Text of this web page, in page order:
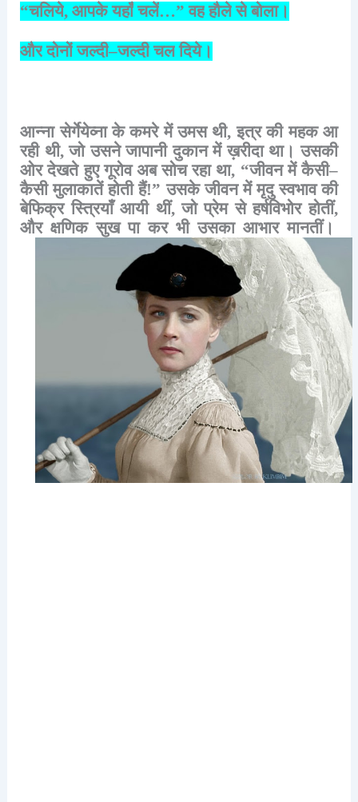
“चलिये,आपके यहाँ चलें…”वह हौले से बोला।
और दोनों जल्दी–जल्दी चल दिये।
आन्ना सेर्गेयेव्ना के कमरे में उमस थी,इत्र की महक आ
रही थी,जो उसने जापानी दुकान में ख़रीदा था। उसकी
ओर देखते हुए गूरोव अब सोच रहा था, “जीवन में कैसी–
कैसी मुलाकातें होती हैं!”उसके जीवन में मृदु स्वभाव की
बेफिक्र स्त्रियाँ आयी थीं,जो प्रेम से हर्षविभोर होतीं,
और क्षणिक सुख पा कर भी उसका आभार मानतीं।